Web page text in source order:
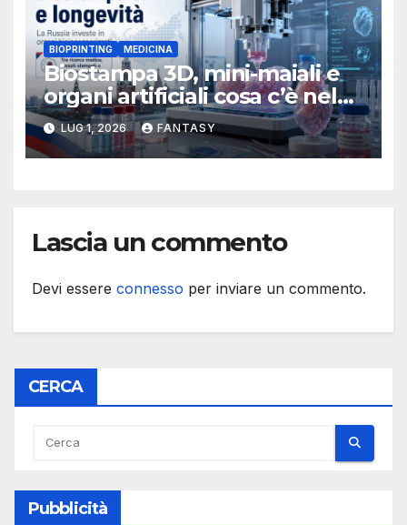
BIOPRINTING MEDICINA
Biostampa 3D, mini-maiali e
organi artificiali cosa c’è nel
programma russo sulla
longevità
LUG 1, 2026 FANTASY
Lascia un commento
Devi essere connesso per inviare un commento.
CERCA
Pubblicità